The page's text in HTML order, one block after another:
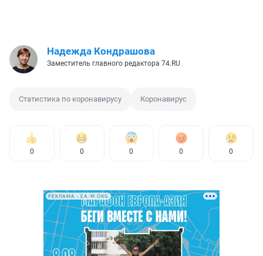
Надежда Кондрашова
Заместитель главного редактора 74.RU
Статистика по коронавирусу Коронавирус
0 0 0 0 0
РЕКЛАМА • EA-M.ORG